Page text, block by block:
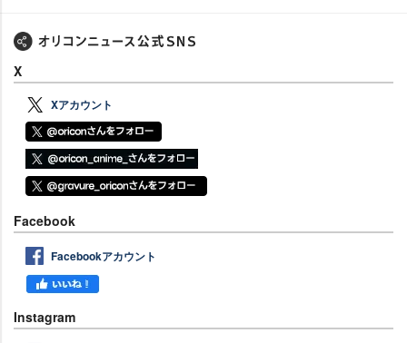
X
Xアカウント
Facebook
Facebookアカウント
Instagram